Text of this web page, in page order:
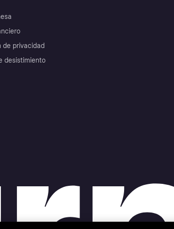
de privacidad
desistimiento